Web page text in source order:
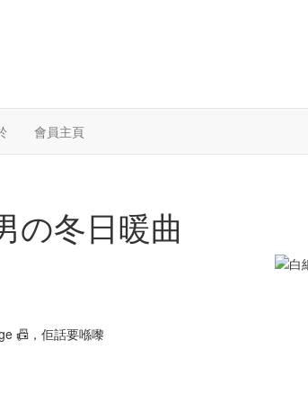
會員主頁
の冬日暖曲
📠，佢話要喺嚟